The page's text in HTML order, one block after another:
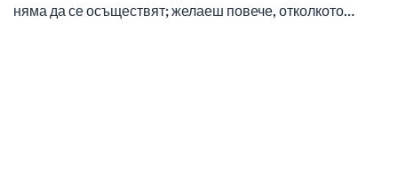
няма да се осъществят; желаеш повече, отколкото…